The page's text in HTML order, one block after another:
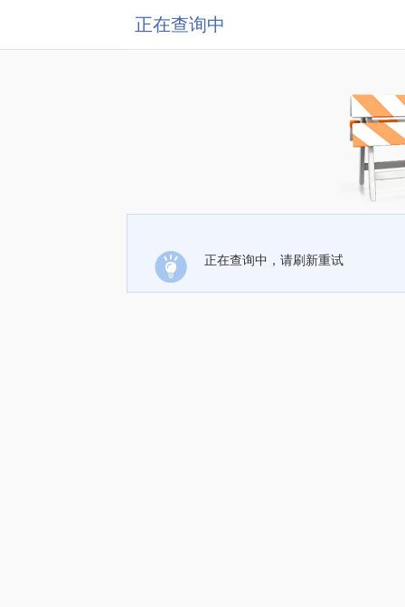
正在查询中
正在查询中，请刷新重试